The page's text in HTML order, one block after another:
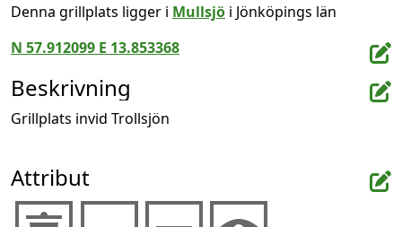
Denna grillplats ligger i Mullsjö i Jönköpings län
N 57.912099 E 13.853368
Beskrivning
Grillplats invid Trollsjön
Attribut